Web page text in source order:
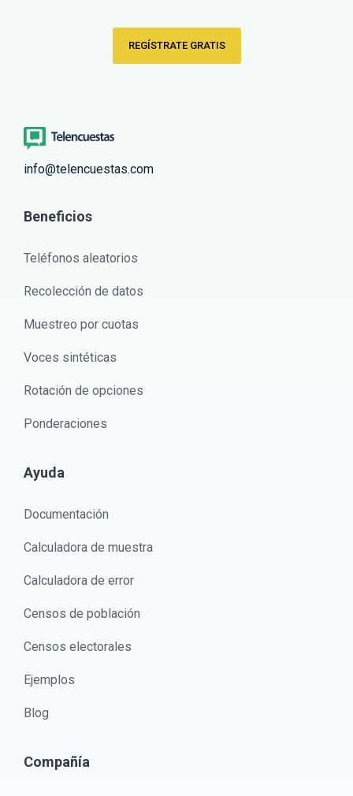
REGÍSTRATE GRATIS
info@telencuestas.com
Beneficios
Teléfonos aleatorios
Recolección de datos
Muestreo por cuotas
Voces sintéticas
Rotación de opciones
Ponderaciones
Ayuda
Documentación
Calculadora de muestra
Calculadora de error
Censos de población
Censos electorales
Ejemplos
Blog
Compañía